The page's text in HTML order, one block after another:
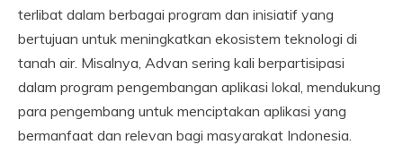
terlibat dalam berbagai program dan inisiatif yang
bertujuan untuk meningkatkan ekosistem teknologi di
tanah air. Misalnya, Advan sering kali berpartisipasi
dalam program pengembangan aplikasi lokal, mendukung
para pengembang untuk menciptakan aplikasi yang
bermanfaat dan relevan bagi masyarakat Indonesia.